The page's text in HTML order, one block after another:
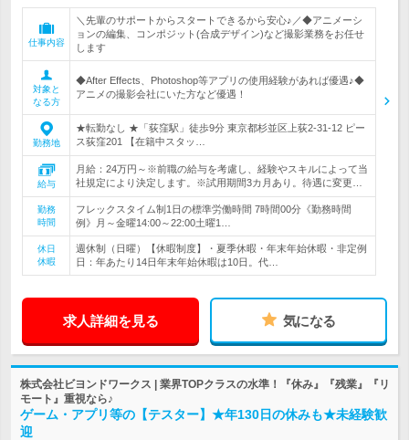
仕事内容
＼先輩のサポートからスタートできるから安心♪／◆アニメーシ
ョンの編集、コンポジット(合成デザイン)など撮影業務をお任せ
します
対象と
なる方
◆After Effects、Photoshop等アプリの使用経験があれば優遇♪◆
アニメの撮影会社にいた方など優遇！
勤務地
★転勤なし ★「荻窪駅」徒歩9分 東京都杉並区上荻2-31-12 ピー
ス荻窪201 【在籍中スタッ…
給与
月給：24万円～※前職の給与を考慮し、経験やスキルによって当
社規定により決定します。※試用期間3カ月あり。待遇に変更…
勤務
時間
フレックスタイム制1日の標準労働時間 7時間00分《勤務時間
例》月～金曜14:00～22:00土曜1…
休日
休暇
週休制（日曜）【休暇制度】・夏季休暇・年末年始休暇・非定例
日：年あたり14日年末年始休暇は10日。代…
求人詳細を見る 気になる
株式会社ビヨンドワークス | 業界TOPクラスの水準！『休み』『残業』『リ
モート』重視なら♪
ゲーム・アプリ等の【テスター】★年130日の休みも★未経験歓
迎